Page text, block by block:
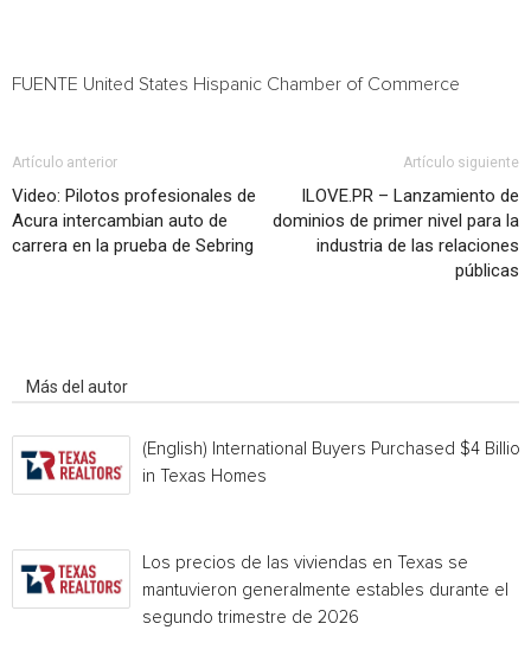
FUENTE United States Hispanic Chamber of Commerce
Artículo anterior
Video: Pilotos profesionales de
Acura intercambian auto de
carrera en la prueba de Sebring
Artículo siguiente
ILOVE.PR – Lanzamiento de
dominios de primer nivel para la
industria de las relaciones
públicas
Más del autor
(English) International Buyers Purchased $4 Billion
in Texas Homes
Los precios de las viviendas en Texas se
mantuvieron generalmente estables durante el
segundo trimestre de 2026